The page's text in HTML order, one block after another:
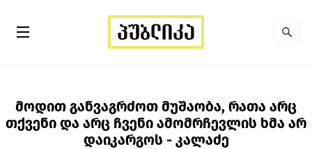
მოდით განვაგრძოთ მუშაობა, რათა არც
თქვენი და არც ჩვენი ამომრჩევლის ხმა არ
დაიკარგოს - კალაძე